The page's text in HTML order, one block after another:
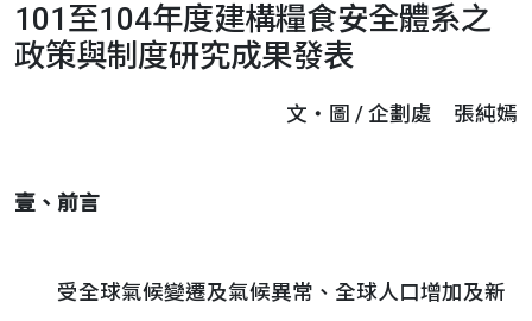
101至104年度建構糧食安全體系之
政策與制度研究成果發表
文‧圖 / 企劃處 張純嫣
壹、 前言
受全球氣候變遷及氣候異常、全球人口增加及新